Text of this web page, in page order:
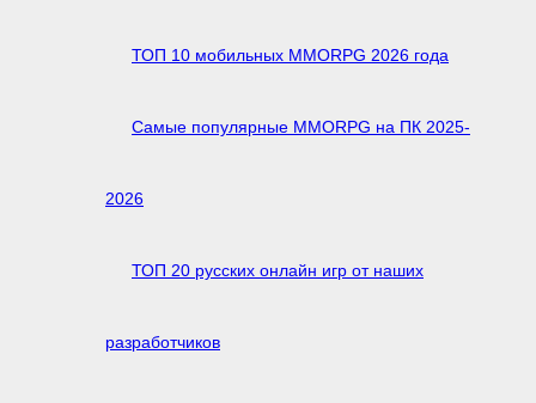
ТОП 10 мобильных MMORPG 2026 года
Самые популярные MMORPG на ПК 2025-
2026
ТОП 20 русских онлайн игр от наших
разработчиков